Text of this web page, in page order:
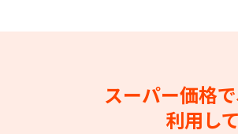
スーパー価格
利用し